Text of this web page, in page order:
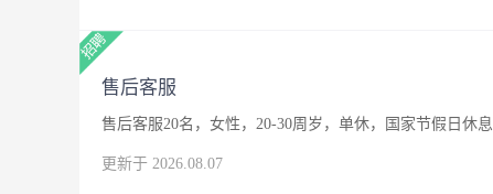
售后客服
售后客服20名，女性，20-30周岁，单休，国家节假日休息
更新于 2026.08.07